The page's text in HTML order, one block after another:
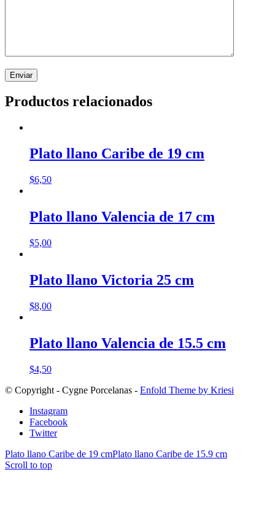
Productos relacionados
Plato llano Caribe de 19 cm
$6,50
Plato llano Valencia de 17 cm
$5,00
Plato llano Victoria 25 cm
$8,00
Plato llano Valencia de 15.5 cm
$4,50
© Copyright - Cygne Porcelanas - Enfold Theme by Kriesi
Instagram
Facebook
Twitter
Plato llano Caribe de 19 cmPlato llano Caribe de 15.9 cm
Scroll to top